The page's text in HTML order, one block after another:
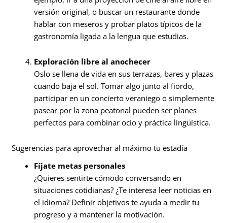
versión original, o buscar un restaurante donde
hablar con meseros y probar platos típicos de la
gastronomía ligada a la lengua que estudias.
Exploración libre al anochecer
Oslo se llena de vida en sus terrazas, bares y plazas
cuando baja el sol. Tomar algo junto al fiordo,
participar en un concierto veraniego o simplemente
pasear por la zona peatonal pueden ser planes
perfectos para combinar ocio y práctica lingüística.
Sugerencias para aprovechar al máximo tu estadía
Fíjate metas personales
¿Quieres sentirte cómodo conversando en
situaciones cotidianas? ¿Te interesa leer noticias en
el idioma? Definir objetivos te ayuda a medir tu
progreso y a mantener la motivación.